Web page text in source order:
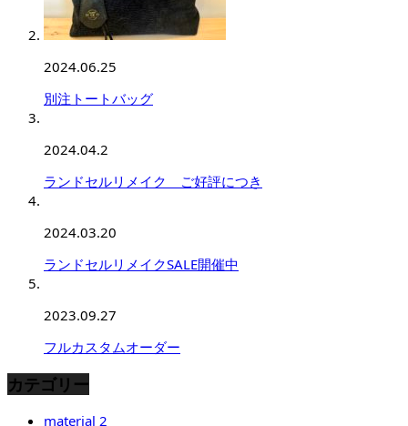
2024.06.25
別注トートバッグ
2024.04.2
ランドセルリメイク ご好評につき
2024.03.20
ランドセルリメイクSALE開催中
2023.09.27
フルカスタムオーダー
カテゴリー
material 2